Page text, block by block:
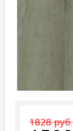
1828 руб.